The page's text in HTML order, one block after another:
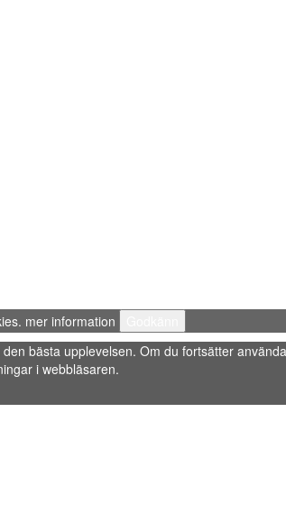
mer information
bästa upplevelsen. Om du fortsätter
i webbläsaren.